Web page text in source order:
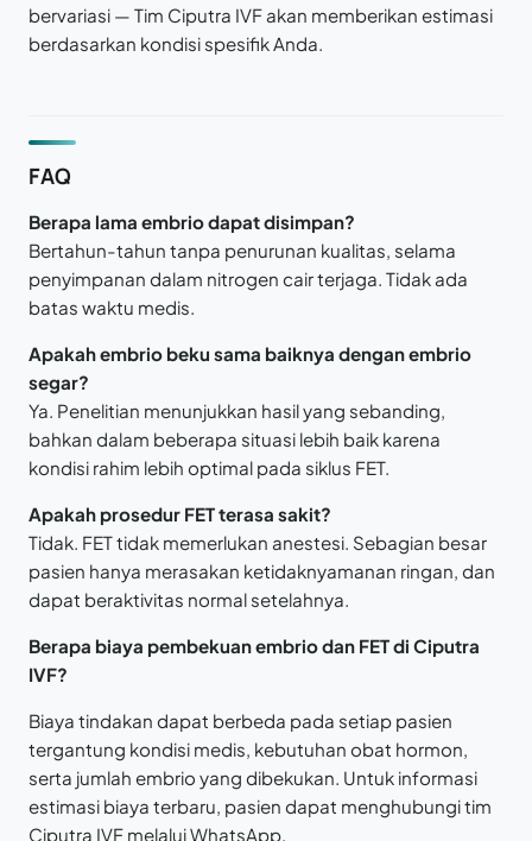
bervariasi — Tim Ciputra IVF akan memberikan estimasi
berdasarkan kondisi spesifik Anda.
FAQ
Berapa lama embrio dapat disimpan?
Bertahun-tahun tanpa penurunan kualitas, selama
penyimpanan dalam nitrogen cair terjaga. Tidak ada
batas waktu medis.
Apakah embrio beku sama baiknya dengan embrio
segar?
Ya. Penelitian menunjukkan hasil yang sebanding,
bahkan dalam beberapa situasi lebih baik karena
kondisi rahim lebih optimal pada siklus FET.
Apakah prosedur FET terasa sakit?
Tidak. FET tidak memerlukan anestesi. Sebagian besar
pasien hanya merasakan ketidaknyamanan ringan, dan
dapat beraktivitas normal setelahnya.
Berapa biaya pembekuan embrio dan FET di Ciputra
IVF?
Biaya tindakan dapat berbeda pada setiap pasien
tergantung kondisi medis, kebutuhan obat hormon,
serta jumlah embrio yang dibekukan. Untuk informasi
estimasi biaya terbaru, pasien dapat menghubungi tim
Ciputra IVF melalui WhatsApp.